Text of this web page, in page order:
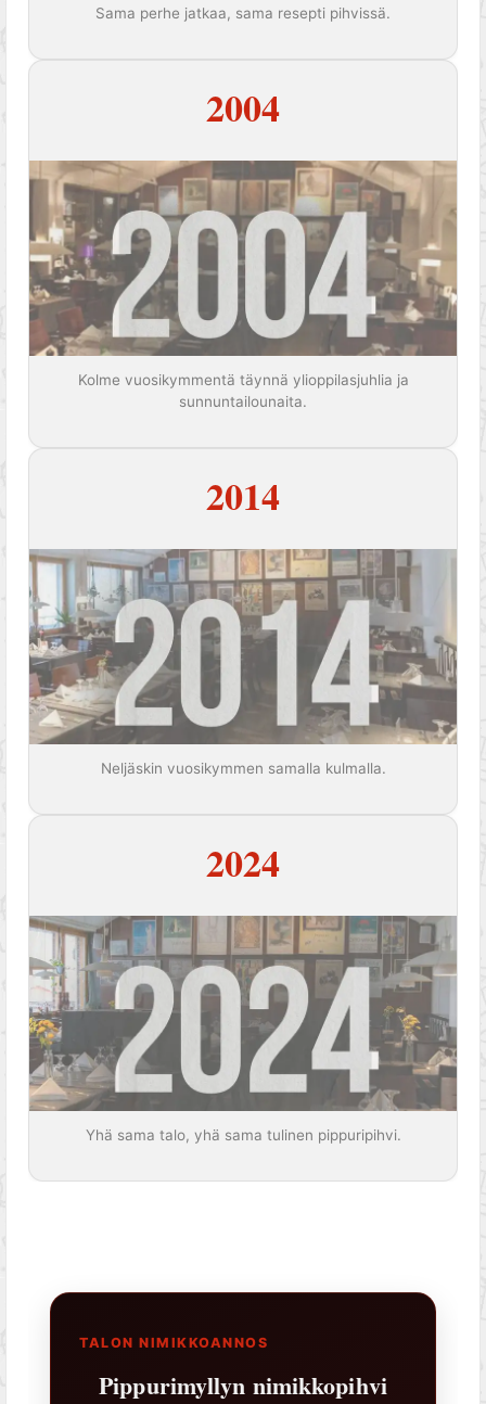
Sama perhe jatkaa, sama resepti pihvissä.
2004
Kolme vuosikymmentä täynnä ylioppilasjuhlia ja
sunnuntailounaita.
2014
Neljäskin vuosikymmen samalla kulmalla.
2024
Yhä sama talo, yhä sama tulinen pippuripihvi.
TALON NIMIKKOANNOS
Pippurimyllyn nimikkopihvi